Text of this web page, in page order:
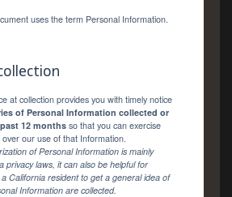
uses the term Personal Information.
at collection provides you with timely notice
of Personal Information collected or
12 monthsso that you can exercise
our use of that Information.
of Personal Information is mainly
privacy laws, it can also be helpful for
California resident to get a general idea of
Information are collected.